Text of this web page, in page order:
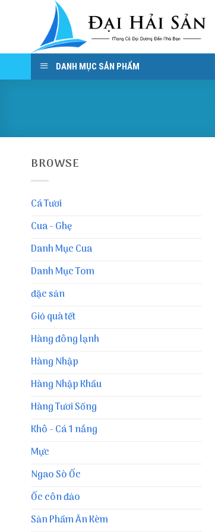
content
DANH MỤC SẢN PHẨM
BROWSE
Cá Tươi
Cua - Ghẹ
Danh Mục Cua
Danh Mục Tom
đặc sản
Giỏ quà tết
Hàng đông lạnh
Hàng Nhập
Hàng Nhập Khẩu
Hàng Tươi Sống
Khô - Cá 1 nắng
Mực
Ngao Sò Ốc
Ốc côn đảo
Sản Phẩm Ăn Kèm